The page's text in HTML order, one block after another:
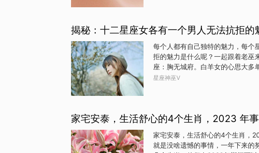
心愿，许下“新”愿的好时段，不要
定往后一年的规划也未尝不可呢。
果春天来了却被工作缠身锁在工位
了别的安排……这个白羊月，不要
候。哪怕只有三
揭秘：十二星座女各有一个男人无法抗拒的
每个人都有自己独特的魅力，每个
拒的魅力是什么呢？一起跟着老巫
座：胸无城府。白羊女的心思大多
怕旁人负能量爆棚，她依旧能出淤
机灵鲜活的新鲜感，她们抱着积极
母性光环极强的她们是典型的贤妻
心全意的在家做贤内助，是多数男
星座神巫V
家宅安泰，生活舒心的4个生肖，2023 年
家宅安泰，生活舒心的4个生肖，
就是没啥遗憾的事情，一年下来的